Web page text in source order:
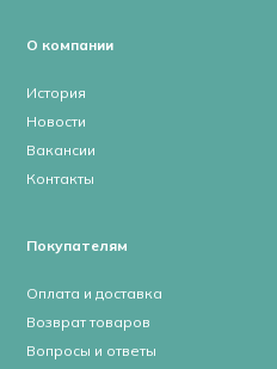
О компании
История
Новости
Вакансии
Контакты
Покупателям
Оплата и доставка
Возврат товаров
Вопросы и ответы